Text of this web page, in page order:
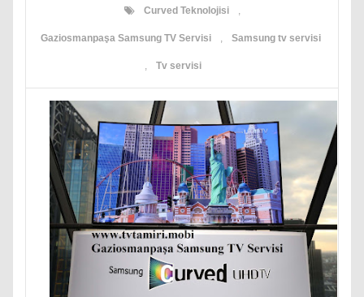
Curved Teknolojisi
Gaziosmanpaşa Samsung TV Servisi Samsung tv servisi
Tv servisi